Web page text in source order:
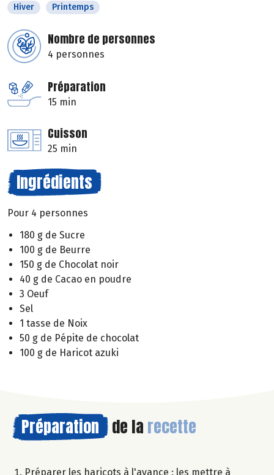
Hiver
Printemps
Nombre de personnes
4 personnes
Préparation
15 min
Cuisson
25 min
Ingrédients
Pour 4 personnes
180 g de Sucre
100 g de Beurre
150 g de Chocolat noir
40 g de Cacao en poudre
3 Oeuf
Sel
1 tasse de Noix
50 g de Pépite de chocolat
100 g de Haricot azuki
Préparation de la recette
Préparer les haricots à l'avance : les mettre à